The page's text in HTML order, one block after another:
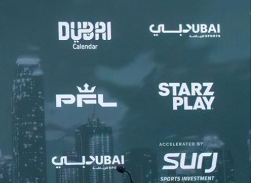
عدد اليوم
الأحوال الجوية